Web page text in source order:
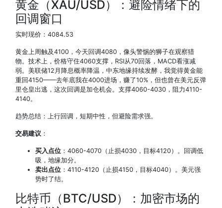
黄金（XAU/USD）：避险情绪下的
回调窗口
实时现价：4084.53
黄金上周触及4100，今天回调4080，像头警惕的狮子在观察猎
物。技术上，价格守住4060支撑，RSI从70回落，MACD看涨减
弱。美联储12月降息概率降温，中东地缘持续发酵，我觉得黄金能
重回4150——去年底我在4000进场，赚了10%，但也曾在美元反弹
里仓皇出逃，这次回调是加仓机会。支撑4060-4030，阻力4110-
4140。
趋势总结：上行回调，短期中性，但避险需求强。
交易建议 ：
买入点位 ：4060-4070（止损4030，目标4120）。回调低
吸，地缘加分。
卖出点位 ：4110-4120（止损4150，目标4040）。美元强
势时了结。
比特币（BTC/USD）：加密市场的